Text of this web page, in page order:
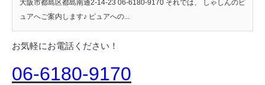
大阪市都島区都島南通2-14-23 06-6180-9170 それでは、 しゃしんのピ
ュアへご案内します♪ ピュアへの...
お気軽にお電話ください！
06-6180-9170